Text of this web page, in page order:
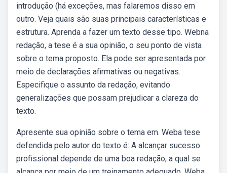
introdução (há exceções, mas falaremos disso em
outro. Veja quais são suas principais características e
estrutura. Aprenda a fazer um texto desse tipo. Webna
redação, a tese é a sua opinião, o seu ponto de vista
sobre o tema proposto. Ela pode ser apresentada por
meio de declarações afirmativas ou negativas.
Especifique o assunto da redação, evitando
generalizações que possam prejudicar a clareza do
texto.
Apresente sua opinião sobre o tema em. Weba tese
defendida pelo autor do texto é: A alcançar sucesso
profissional depende de uma boa redação, a qual se